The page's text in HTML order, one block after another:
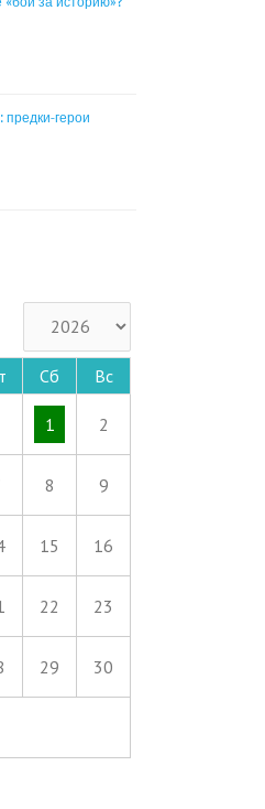
предки-герои
Сб Вс
1 2
8 9
15 16
22 23
29 30